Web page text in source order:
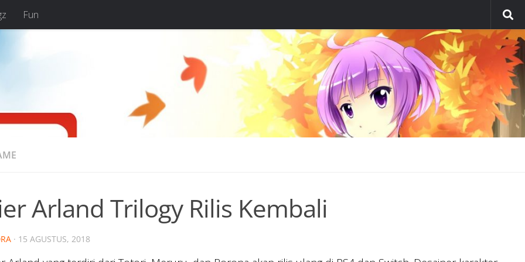
Fun
Arland Trilogy Rilis Kembali
· 15 AGUSTUS, 2018